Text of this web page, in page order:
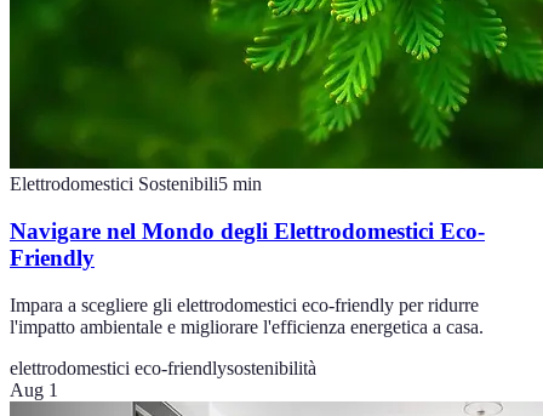
Elettrodomestici Sostenibili5 min
Navigare nel Mondo degli Elettrodomestici Eco-
Friendly
Impara a scegliere gli elettrodomestici eco-friendly per ridurre
l'impatto ambientale e migliorare l'efficienza energetica a casa.
elettrodomestici eco-friendlysostenibilità
Aug 1